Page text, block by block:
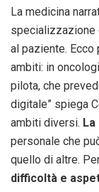
La medicina
specializzazione
al paziente. Ecco
ambiti: in
pilota, che
digitale” spiega
ambiti diversi. La
personale che
quello di altre.
difficoltà e